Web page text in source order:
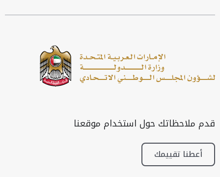
قدم ملاحظاتك حول استخدام موقعنا
أعطنا تقييمك